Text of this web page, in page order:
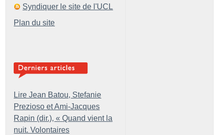
Syndiquer le site de l'UCL
Plan du site
Lire Jean Batou, Stefanie
Prezioso et Ami-Jacques
Rapin (dir.), « Quand vient la
nuit. Volontaires